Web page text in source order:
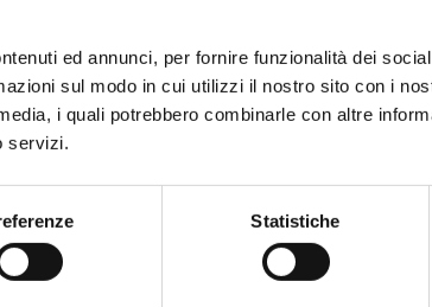
ed annunci, per fornire funzionalità dei
sul modo in cui utilizzi il nostro sito con i
i quali potrebbero combinarle con altre
servizi.
Statistiche